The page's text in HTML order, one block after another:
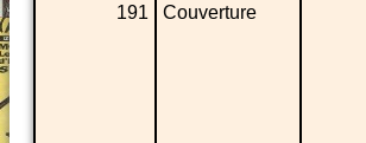
191 Couverture